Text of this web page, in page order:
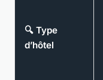
🔍 Type
d’hôtel